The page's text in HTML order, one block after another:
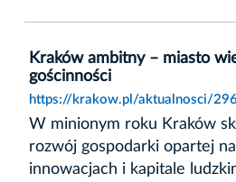
Kraków ambitny – miasto
gościnności
https://krakow.pl/aktualnosci/
W minionym roku Kraków
rozwój gospodarki opartej
innowacjach i kapitale